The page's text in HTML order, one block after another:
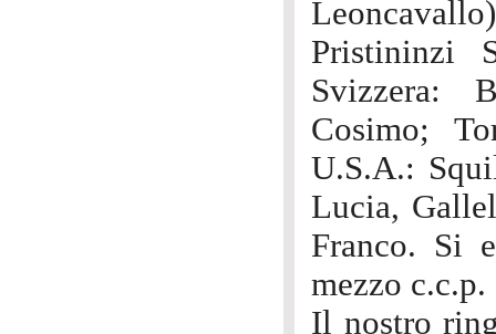
Pristininzi
Svizzera:
Cosimo;
U.S.A.:
Lucia,
Franco. Si
mezzo c.c.p.
Il nostro